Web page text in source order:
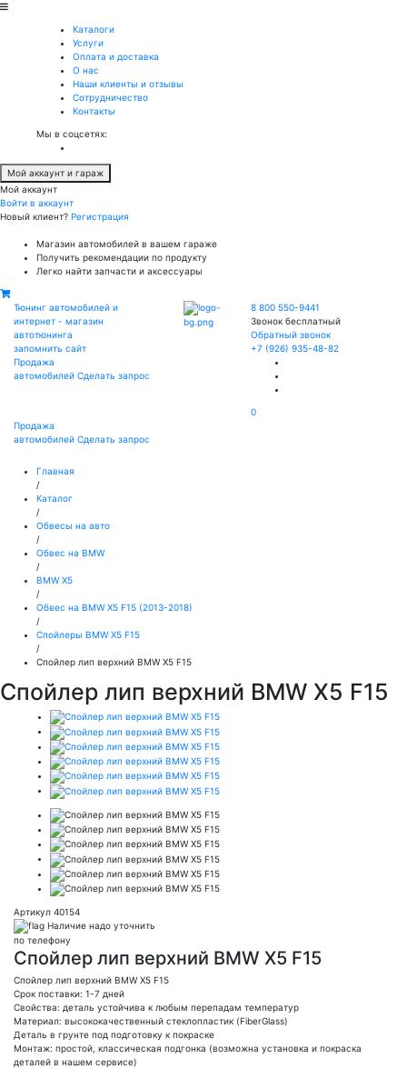
Каталоги
Услуги
Оплата и доставка
О нас
Наши клиенты и отзывы
Сотрудничество
Контакты
Мы в соцсетях:
Мой аккаунт и гараж
Мой аккаунт
Войти в аккаунт
Новый клиент? Регистрация
Магазин автомобилей в вашем гараже
Получить рекомендации по продукту
Легко найти запчасти и аксессуары
Тюнинг автомобилей и
интернет - магазин
автотюнинга
запомнить сайт
Продажа
автомобилей Сделать запрос
8 800 550-9441
Звонок бесплатный
Обратный звонок
+7 (926) 935-48-82
0
Продажа
автомобилей Сделать запрос
Главная
/
Каталог
/
Обвесы на авто
/
Обвес на BMW
/
BMW X5
/
Обвес на BMW X5 F15 (2013-2018)
/
Спойлеры BMW X5 F15
/
Спойлер лип верхний BMW X5 F15
Спойлер лип верхний BMW X5 F15
Артикул 40154
Наличие надо уточнить
по телефону
Спойлер лип верхний BMW X5 F15
Спойлер лип верхний BMW X5 F15
Срок поставки: 1-7 дней
Свойства: деталь устойчива к любым перепадам температур
Материал: высококачественный стеклопластик (FiberGlass)
Деталь в грунте под подготовку к покраске
Монтаж: простой, классическая подгонка (возможна установка и покраска
деталей в нашем сервисе)